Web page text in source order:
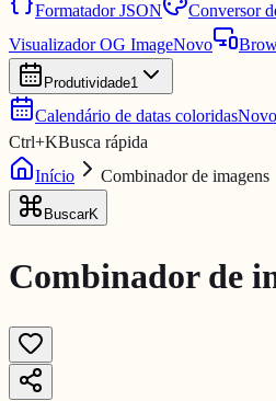
Formatador JSON Conversor
Visualizador OG ImageNovo
Produtividade1
Calendário de datas coloridasNovo
Ctrl+KBusca rápida
Início
Combinador de imagens
BuscarK
Combinador de